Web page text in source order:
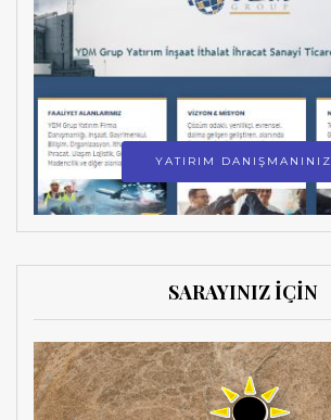
YATIRIM DANIŞMANINIZ
SARAYINIZ İÇİN